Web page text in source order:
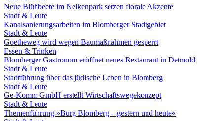
Neue Blühbeete im Nelkenpark setzen florale Akzente
Stadt & Leute
Kanalsanierungsarbeiten im Blomberger Stadtgebiet
Stadt & Leute
Goetheweg wird wegen Baumaßnahmen gesperrt
Essen & Trinken
Blomberger Gastronom eröffnet neues Restaurant in Detmold
Stadt & Leute
Stadtführung über das jüdische Leben in Blomberg
Stadt & Leute
Ge-Komm GmbH erstellt Wirtschaftswegekonzept
Stadt & Leute
Themenführung »Burg Blomberg – gestern und heute«